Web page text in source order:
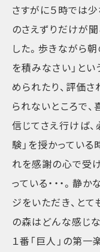
さすがに５時では
のさえずりだけが
した。歩きながら
を積みなさい」と
められたり、評価
られないところで
信じてさえ行けば
験」を授かっている
れを感謝の心で受
っている・・・。静
ジをいただき、と
の森はどんな感じ
１番「巨人」の第